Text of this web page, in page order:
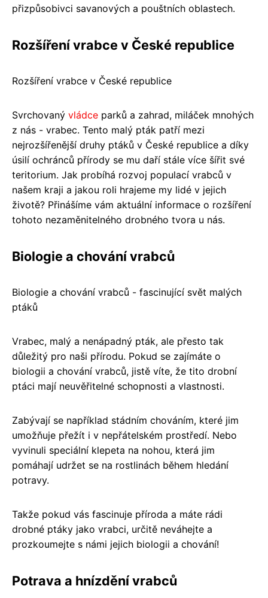
přizpůsobivci savanových a pouštních oblastech.
Rozšíření vrabce v České republice
Rozšíření vrabce v České republice
Svrchovaný vládce parků a zahrad, miláček mnohých
z nás - vrabec. Tento malý pták patří mezi
nejrozšířenější druhy ptáků v České republice a díky
úsilí ochránců přírody se mu daří stále více šířit své
teritorium. Jak probíhá rozvoj populací vrabců v
našem kraji a jakou roli hrajeme my lidé v jejich
životě? Přinášíme vám aktuální informace o rozšíření
tohoto nezaměnitelného drobného tvora u nás.
Biologie a chování vrabců
Biologie a chování vrabců - fascinující svět malých
ptáků
Vrabec, malý a nenápadný pták, ale přesto tak
důležitý pro naši přírodu. Pokud se zajímáte o
biologii a chování vrabců, jistě víte, že tito drobní
ptáci mají neuvěřitelné schopnosti a vlastnosti.
Zabývají se například stádním chováním, které jim
umožňuje přežít i v nepřátelském prostředí. Nebo
vyvinuli speciální klepeta na nohou, která jim
pomáhají udržet se na rostlinách během hledání
potravy.
Takže pokud vás fascinuje příroda a máte rádi
drobné ptáky jako vrabci, určitě neváhejte a
prozkoumejte s námi jejich biologii a chování!
Potrava a hnízdění vrabců